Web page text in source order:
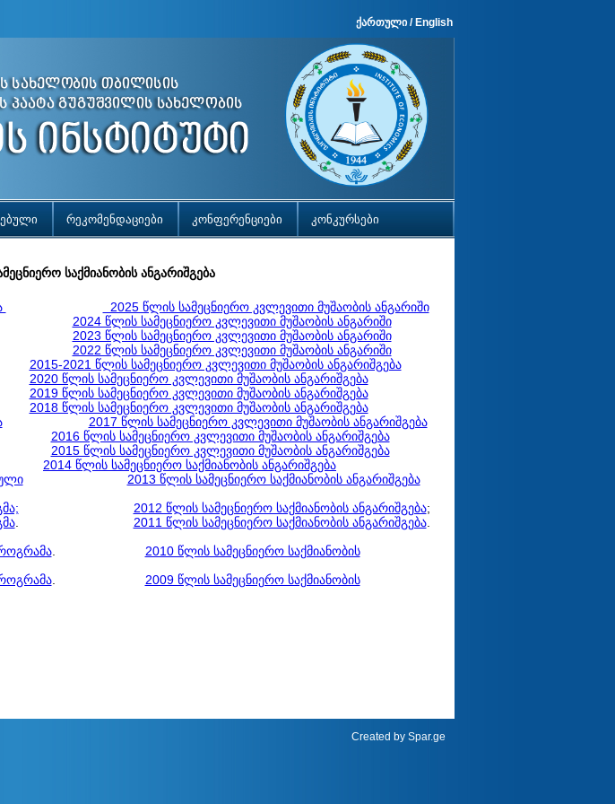
ქართული/ English
რეკომენდაციები კონფერენციები კონკურსები
საქმიანობის ანგარიშგება
2025 წლის სამეცნიერო კვლევითი მუშაობის ანგარიში
2024 წლის სამეცნიერო კვლევითი მუშაობის ანგარიში
2023 წლის სამეცნიერო კვლევითი მუშაობის ანგარიში
2022 წლის სამეცნიერო კვლევითი მუშაობის ანგარიში
2015-2021 წლის სამეცნიერო კვლევითი მუშაობის ანგარიშგება
2020 წლის სამეცნიერო კვლევითი მუშაობის ანგარიშგება
2019 წლის სამეცნიერო კვლევითი მუშაობის ანგარიშგება
2018 წლის სამეცნიერო კვლევითი მუშაობის ანგარიშგება
2017 წლის სამეცნიერო კვლევითი მუშაობის ანგარიშგება
2016 წლის სამეცნიერო კვლევითი მუშაობის ანგარიშგება
2015 წლის სამეცნიერო კვლევითი მუშაობის ანგარიშგება
2014 წლის სამეცნიერო საქმიანობის ანგარიშგება
2013 წლის სამეცნიერო საქმიანობის ანგარიშგება
2012 წლის სამეცნიერო საქმიანობის ანგარიშგება;
. 2011 წლის სამეცნიერო საქმიანობის ანგარიშგება.
. 2010 წლის სამეცნიერო საქმიანობის
. 2009 წლის სამეცნიერო საქმიანობის
Created by Spar.ge